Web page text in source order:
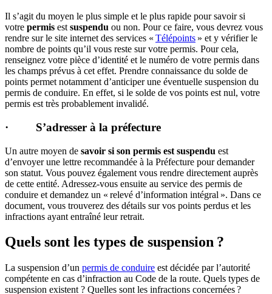
Il s’agit du moyen le plus simple et le plus rapide pour savoir si
votre permis est suspendu ou non. Pour ce faire, vous devrez vous
rendre sur le site internet des services « Télépoints » et y vérifier le
nombre de points qu’il vous reste sur votre permis. Pour cela,
renseignez votre pièce d’identité et le numéro de votre permis dans
les champs prévus à cet effet. Prendre connaissance du solde de
points permet notamment d’anticiper une éventuelle suspension du
permis de conduire. En effet, si le solde de vos points est nul, votre
permis est très probablement invalidé.
· S’adresser à la préfecture
Un autre moyen de savoir si son permis est suspendu est
d’envoyer une lettre recommandée à la Préfecture pour demander
son statut. Vous pouvez également vous rendre directement auprès
de cette entité. Adressez-vous ensuite au service des permis de
conduire et demandez un « relevé d’information intégral ». Dans ce
document, vous trouverez des détails sur vos points perdus et les
infractions ayant entraîné leur retrait.
Quels sont les types de suspension ?
La suspension d’un permis de conduire est décidée par l’autorité
compétente en cas d’infraction au Code de la route. Quels types de
suspension existent ? Quelles sont les infractions concernées ?